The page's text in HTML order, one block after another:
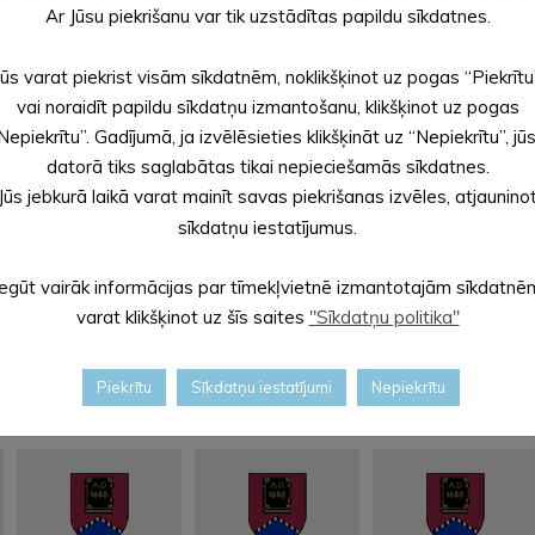
skolotāja pastāstīja interesantākos faktus par ēšanas
ēdiens.
PĒCPUSDIENA “ĒD ATBILDĪGI””]
Ar Jūsu piekrišanu var tik uzstādītas papildu sīkdatnes.
varat piekrist visām sīkdatnēm, noklikšķinot uz pogas
vai noraidīt papildu sīkdatņu izmantošanu, klikšķinot uz pogas
Gadījumā, ja izvēlēsieties klikšķināt uz “Nepiekrītu”,
datorā tiks saglabātas tikai nepieciešamās sīkdatnes.
Jūs jebkurā laikā varat mainīt savas piekrišanas izvēles,
sīkdatņu iestatījumus.
vairāk informācijas par tīmekļvietnē izmantotajām
varat klikšķinot uz šīs saites "Sīkdatņu politika"
Piekrītu Sīkdatņu iestatījumi Nepiekrītu